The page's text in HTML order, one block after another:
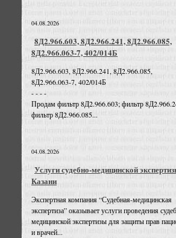
04.08.2026
8Д2.966.603, 8Д2.966.241, 8Д2.966.085,
8Д2.966.063-7, 402/014Б
8Д2.966.603, 8Д2.966.241, 8Д2.966.085,
8Д2.966.063-7, 402/014Б
- - - -
Продам фильтр 8Д2.966.603; фильтр
фильтр 8Д2.966.085...
04.08.2026
Услуги судебно-медицинской
Казани
Экспертная компания “Судебная-медицинская
экспертиза” оказывает услуги проведения
медицинской экспертизы для защиты прав
и врачей...